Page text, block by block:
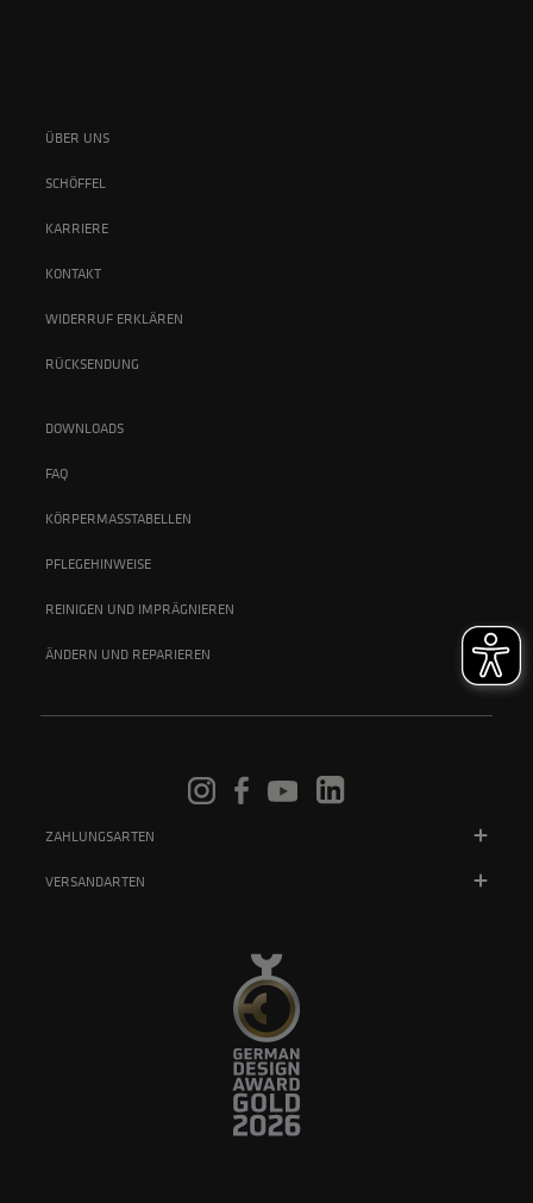
ÜBER UNS
SCHÖFFEL
KARRIERE
KONTAKT
WIDERRUF ERKLÄREN
RÜCKSENDUNG
DOWNLOADS
FAQ
KÖRPERMASSTABELLEN
PFLEGEHINWEISE
REINIGEN UND IMPRÄGNIEREN
ÄNDERN UND REPARIEREN
ZAHLUNGSARTEN
VERSANDARTEN